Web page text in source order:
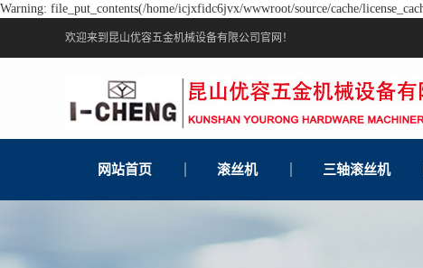
Warning: file_put_contents(/home/icjxfidc6jvx/wwwroot/source/cache/
欢迎来到昆山优容五金机械设备有限公司官网！
网站首页 滚丝机 三轴滚丝机